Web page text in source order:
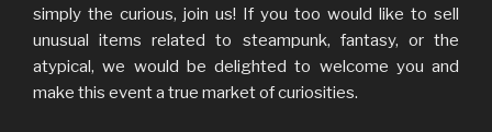
simply the curious, join us! If you too would like to sell
unusual items related to steampunk, fantasy, or the
atypical, we would be delighted to welcome you and
make this event a true market of curiosities.